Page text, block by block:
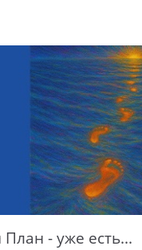
План - уже есть...